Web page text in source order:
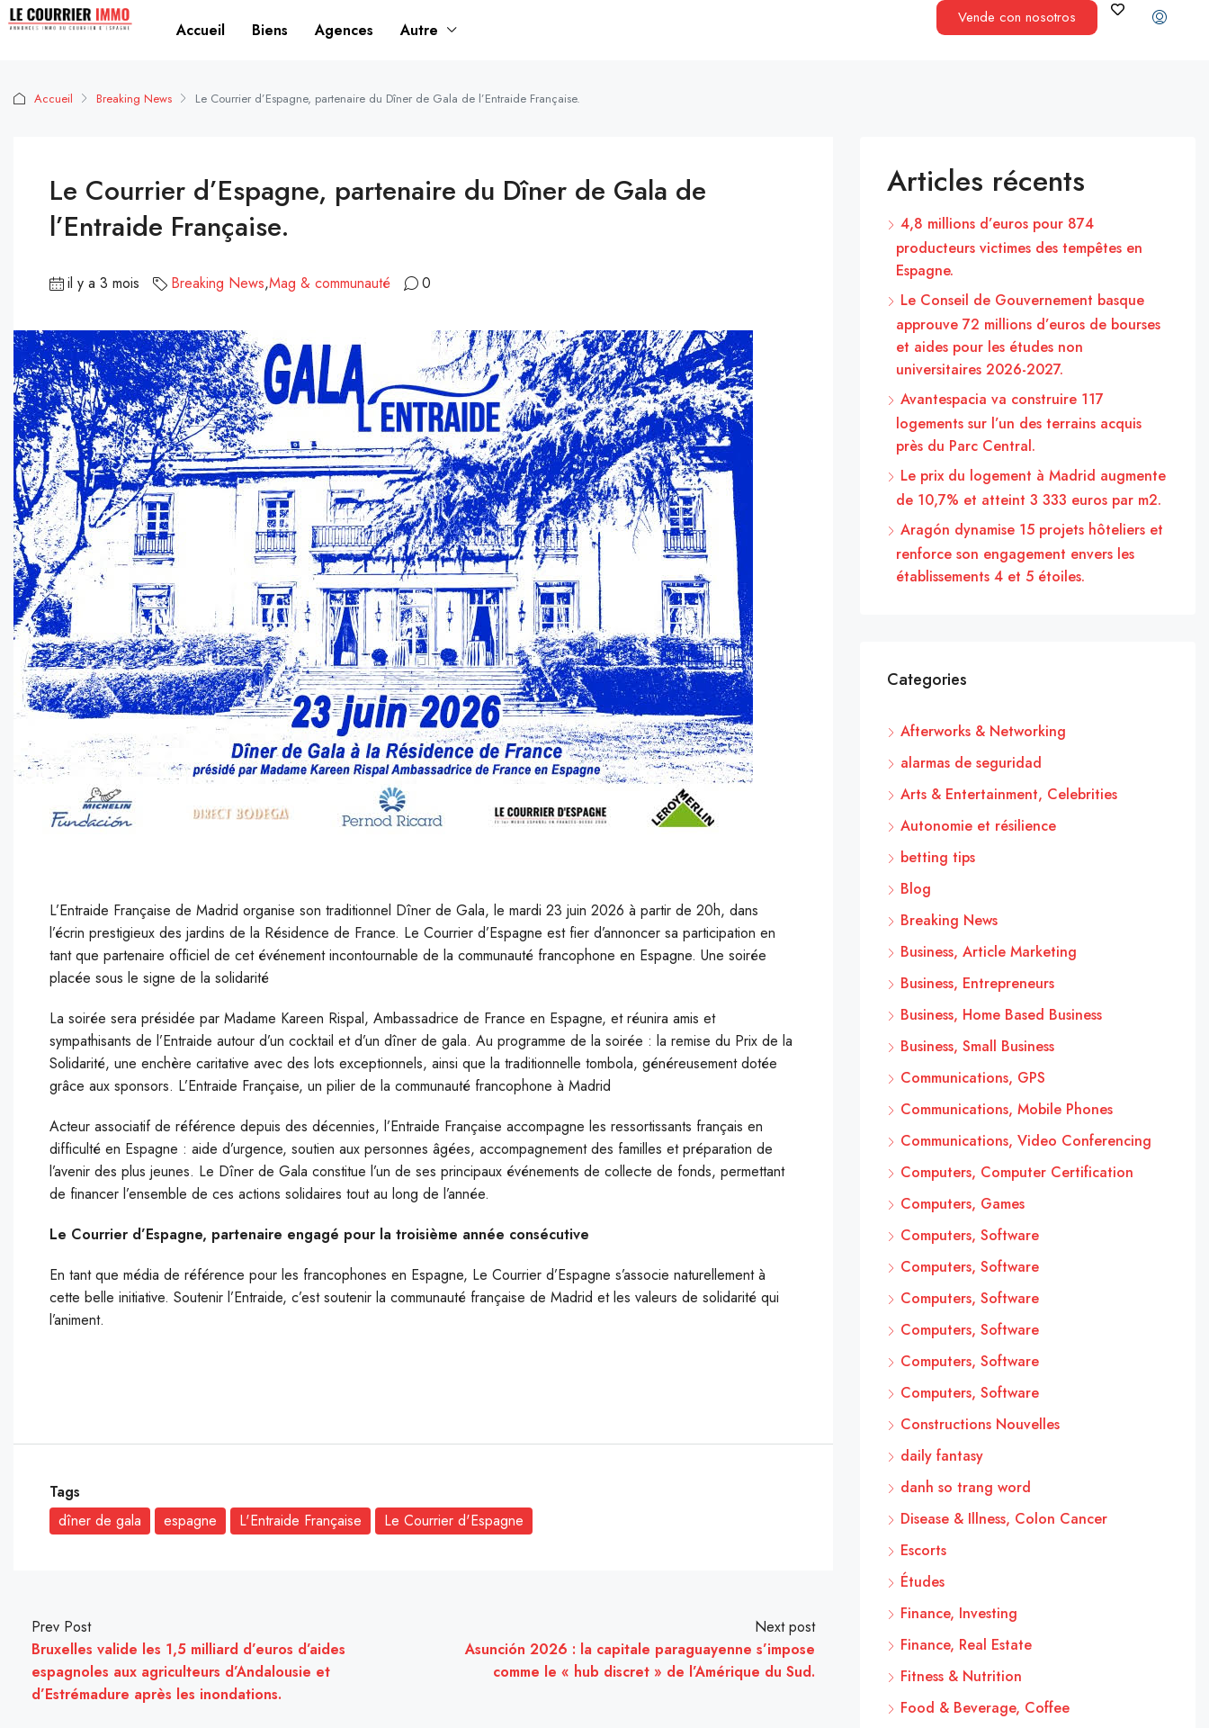
Accueil Biens Agences Autre
Vende con nosotros
Accueil Breaking News Le Courrier d’Espagne, partenaire du Dîner de Gala de l’Entraide Française.
Le Courrier d’Espagne, partenaire du Dîner de Gala de
l’Entraide Française.
il y a 3 mois Breaking News,Mag & communauté 0
L’Entraide Française de Madrid organise son traditionnel Dîner de Gala, le mardi 23 juin 2026 à partir de 20h, dans
l’écrin prestigieux des jardins de la Résidence de France. Le Courrier d’Espagne est fier d’annoncer sa participation en
tant que partenaire officiel de cet événement incontournable de la communauté francophone en Espagne. Une soirée
placée sous le signe de la solidarité
La soirée sera présidée par Madame Kareen Rispal, Ambassadrice de France en Espagne, et réunira amis et
sympathisants de l’Entraide autour d’un cocktail et d’un dîner de gala. Au programme de la soirée : la remise du Prix de la
Solidarité, une enchère caritative avec des lots exceptionnels, ainsi que la traditionnelle tombola, généreusement dotée
grâce aux sponsors. L’Entraide Française, un pilier de la communauté francophone à Madrid
Acteur associatif de référence depuis des décennies, l’Entraide Française accompagne les ressortissants français en
difficulté en Espagne : aide d’urgence, soutien aux personnes âgées, accompagnement des familles et préparation de
l’avenir des plus jeunes. Le Dîner de Gala constitue l’un de ses principaux événements de collecte de fonds, permettant
de financer l’ensemble de ces actions solidaires tout au long de l’année.
Le Courrier d’Espagne, partenaire engagé pour la troisième année consécutive
En tant que média de référence pour les francophones en Espagne, Le Courrier d’Espagne s’associe naturellement à
cette belle initiative. Soutenir l’Entraide, c’est soutenir la communauté française de Madrid et les valeurs de solidarité qui
l’animent.
Tags
dîner de gala
espagne L'Entraide Française Le Courrier d'Espagne
Prev Post
Bruxelles valide les 1,5 milliard d’euros d’aides
espagnoles aux agriculteurs d’Andalousie et
d’Estrémadure après les inondations.
Next post
Asunción 2026 : la capitale paraguayenne s’impose
comme le « hub discret » de l’Amérique du Sud.
Articles récents
4,8 millions d’euros pour 874
producteurs victimes des tempêtes en
Espagne.
Le Conseil de Gouvernement basque
approuve 72 millions d’euros de bourses
et aides pour les études non
universitaires 2026-2027.
Avantespacia va construire 117
logements sur l’un des terrains acquis
près du Parc Central.
Le prix du logement à Madrid augmente
de 10,7% et atteint 3 333 euros par m2.
Aragón dynamise 15 projets hôteliers et
renforce son engagement envers les
établissements 4 et 5 étoiles.
Categories
Afterworks & Networking
alarmas de seguridad
Arts & Entertainment, Celebrities
Autonomie et résilience
betting tips
Blog
Breaking News
Business, Article Marketing
Business, Entrepreneurs
Business, Home Based Business
Business, Small Business
Communications, GPS
Communications, Mobile Phones
Communications, Video Conferencing
Computers, Computer Certification
Computers, Games
Computers, Software
Computers, Software
Computers, Software
Computers, Software
Computers, Software
Computers, Software
Constructions Nouvelles
daily fantasy
danh so trang word
Disease & Illness, Colon Cancer
Escorts
Études
Finance, Investing
Finance, Real Estate
Fitness & Nutrition
Food & Beverage, Coffee